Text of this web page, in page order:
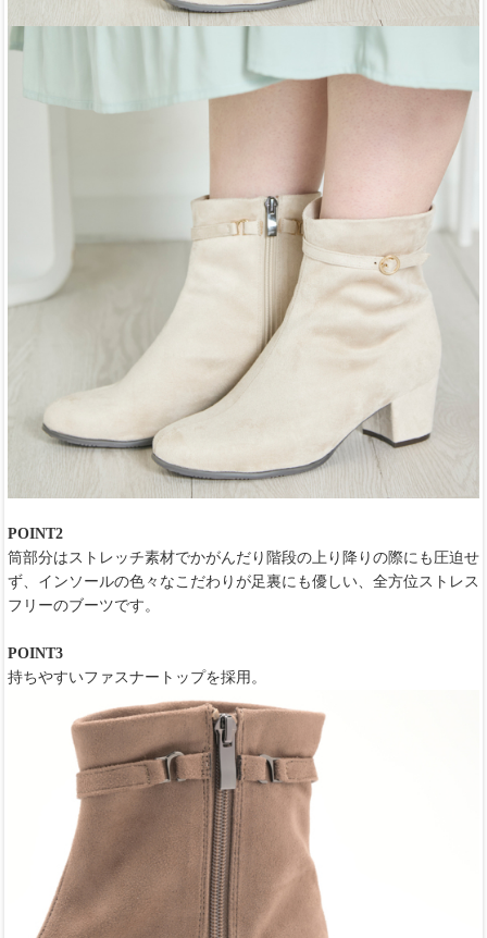
POINT2
筒部分はストレッチ素材でかがんだり階段の上り降りの際にも圧迫せ
ず、インソールの色々なこだわりが足裏にも優しい、全方位ストレス
フリーのブーツです。
POINT3
持ちやすいファスナートップを採用。